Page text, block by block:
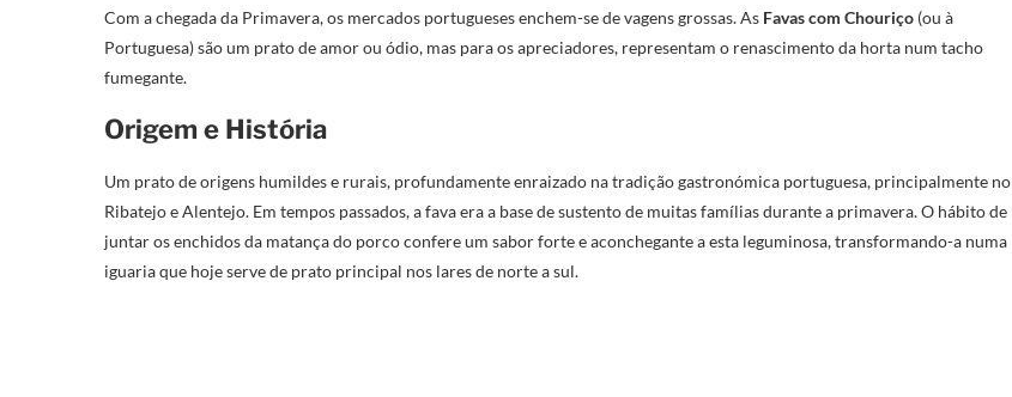
Com a chegada da Primavera, os mercados portugueses enchem-se de vagens grossas. As Favas com Chouriço (ou à
Portuguesa) são um prato de amor ou ódio, mas para os apreciadores, representam o renascimento da horta num tacho
fumegante.
Origem e História
Um prato de origens humildes e rurais, profundamente enraizado na tradição gastronómica portuguesa, principalmente no
Ribatejo e Alentejo. Em tempos passados, a fava era a base de sustento de muitas famílias durante a primavera. O hábito de
juntar os enchidos da matança do porco confere um sabor forte e aconchegante a esta leguminosa, transformando-a numa
iguaria que hoje serve de prato principal nos lares de norte a sul.